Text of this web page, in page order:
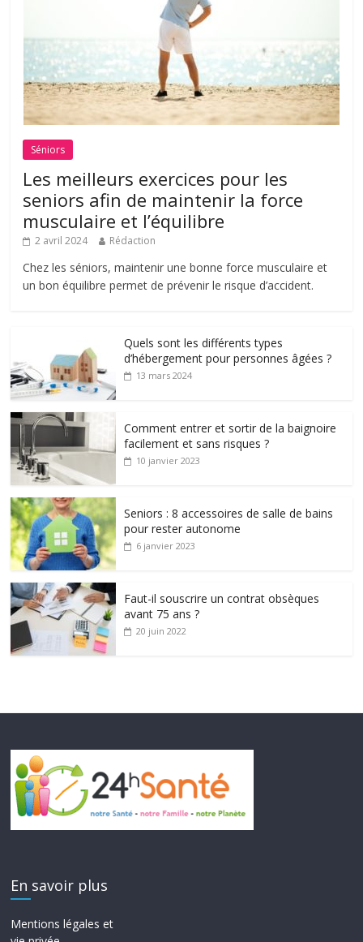
Séniors
Les meilleurs exercices pour les
seniors afin de maintenir la force
musculaire et l’équilibre
2 avril 2024 Rédaction
Chez les séniors, maintenir une bonne force musculaire et
un bon équilibre permet de prévenir le risque d’accident.
Quels sont les différents types
d’hébergement pour personnes âgées ?
13 mars 2024
Comment entrer et sortir de la baignoire
facilement et sans risques ?
10 janvier 2023
Seniors : 8 accessoires de salle de bains
pour rester autonome
6 janvier 2023
Faut-il souscrire un contrat obsèques
avant 75 ans ?
20 juin 2022
En savoir plus
Mentions légales et